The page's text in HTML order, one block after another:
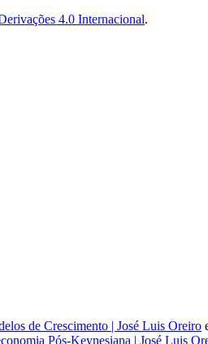
4.0 Internacional.
de Crescimento | José Luis Oreiro
Pós-Keynesiana | José Luis